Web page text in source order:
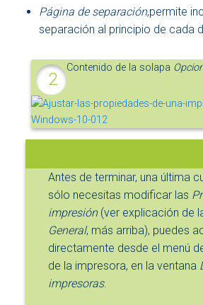
Página de separación,permite
separación al principio de cada
Contenido de la solapa
Antes de terminar, una última
sólo necesitas modificar las
impresión(ver explicación de
General, más arriba), puedes
directamente desde el menú
de la impresora, en la ventana
impresoras.